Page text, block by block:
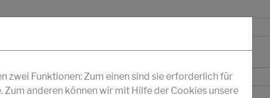
zwei Funktionen: Zum einen sind sie erforderlich für
anderen können wir mit Hilfe der Cookies unsere